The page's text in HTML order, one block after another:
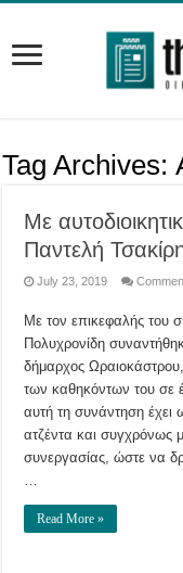
Tag Archives:
Με
Παντελή
July 23, 2019
Mε τον επικεφαλής
Πολυχρονίδη
δήμαρχος
των καθηκόντων του σε
αυτή τη συνάντηση έχει
ατζέντα και συγχρόνως
συνεργασίας, ώστε να
…
Read More »